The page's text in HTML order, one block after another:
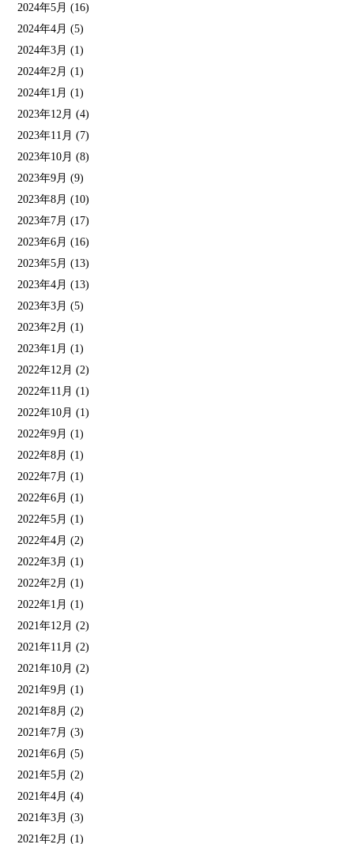
2024年5月 (16)
2024年4月 (5)
2024年3月 (1)
2024年2月 (1)
2024年1月 (1)
2023年12月 (4)
2023年11月 (7)
2023年10月 (8)
2023年9月 (9)
2023年8月 (10)
2023年7月 (17)
2023年6月 (16)
2023年5月 (13)
2023年4月 (13)
2023年3月 (5)
2023年2月 (1)
2023年1月 (1)
2022年12月 (2)
2022年11月 (1)
2022年10月 (1)
2022年9月 (1)
2022年8月 (1)
2022年7月 (1)
2022年6月 (1)
2022年5月 (1)
2022年4月 (2)
2022年3月 (1)
2022年2月 (1)
2022年1月 (1)
2021年12月 (2)
2021年11月 (2)
2021年10月 (2)
2021年9月 (1)
2021年8月 (2)
2021年7月 (3)
2021年6月 (5)
2021年5月 (2)
2021年4月 (4)
2021年3月 (3)
2021年2月 (1)